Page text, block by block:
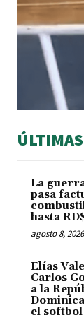
La
pasa
hasta
agosto 8, 2026
Elías
Carlos
a la
el